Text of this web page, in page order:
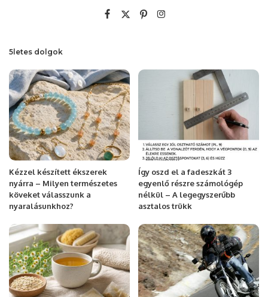
5letes dolgok
Kézzel készített ékszerek
nyárra – Milyen természetes
köveket válasszunk a
nyaralásunkhoz?
Így oszd el a fadeszkát 3
egyenlő részre számológép
nélkül – A legegyszerűbb
asztalos trükk